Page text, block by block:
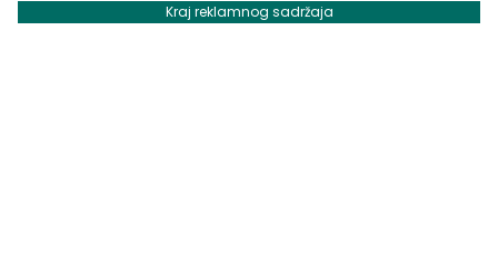
Kraj reklamnog sadržaja